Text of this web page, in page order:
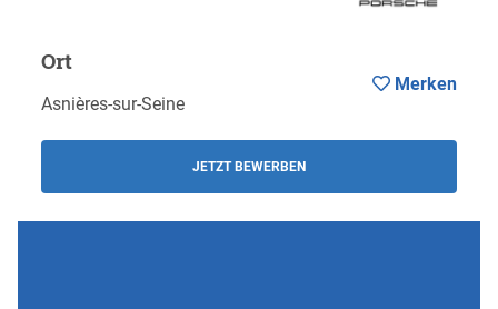
Ort
Asnières-sur-Seine
JETZT BEWERBEN
Merken